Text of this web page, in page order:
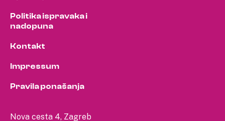
Nova cesta 4, Zagreb
Politika ispravaka i
nadopuna
Kontakt
Impressum
Pravila ponašanja